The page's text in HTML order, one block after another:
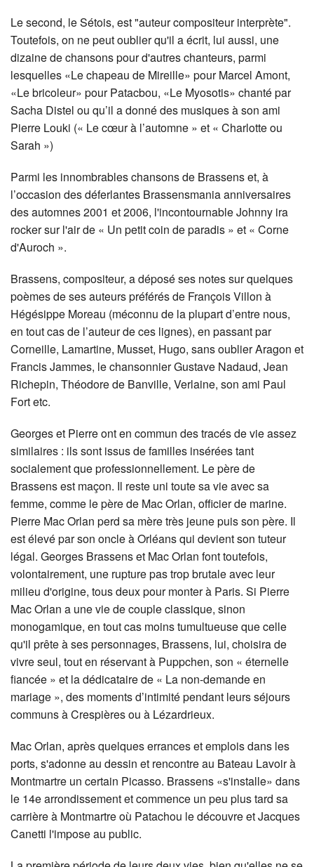
Le second, le Sétois, est "auteur compositeur interprète".
Toutefois, on ne peut oublier qu'il a écrit, lui aussi, une
dizaine de chansons pour d'autres chanteurs, parmi
lesquelles «Le chapeau de Mireille» pour Marcel Amont,
«Le bricoleur» pour Patacbou, «Le Myosotis» chanté par
Sacha Distel ou qu’il a donné des musiques à son ami
Pierre Louki (« Le cœur à l’automne » et « Charlotte ou
Sarah »)
Parmi les innombrables chansons de Brassens et, à
l’occasion des déferlantes Brassensmania anniversaires
des automnes 2001 et 2006, l'incontournable Johnny ira
rocker sur l'air de « Un petit coin de paradis » et « Corne
d'Auroch ».
Brassens, compositeur, a déposé ses notes sur quelques
poèmes de ses auteurs préférés de François Villon à
Hégésippe Moreau (méconnu de la plupart d’entre nous,
en tout cas de l’auteur de ces lignes), en passant par
Corneille, Lamartine, Musset, Hugo, sans oublier Aragon et
Francis Jammes, le chansonnier Gustave Nadaud, Jean
Richepin, Théodore de Banville, Verlaine, son ami Paul
Fort etc.
Georges et Pierre ont en commun des tracés de vie assez
similaires : ils sont issus de familles insérées tant
socialement que professionnellement. Le père de
Brassens est maçon. Il reste uni toute sa vie avec sa
femme, comme le père de Mac Orlan, officier de marine.
Pierre Mac Orlan perd sa mère très jeune puis son père. Il
est élevé par son oncle à Orléans qui devient son tuteur
légal. Georges Brassens et Mac Orlan font toutefois,
volontairement, une rupture pas trop brutale avec leur
milieu d'origine, tous deux pour monter à Paris. Si Pierre
Mac Orlan a une vie de couple classique, sinon
monogamique, en tout cas moins tumultueuse que celle
qu'il prête à ses personnages, Brassens, lui, choisira de
vivre seul, tout en réservant à Puppchen, son « éternelle
fiancée » et la dédicataire de « La non-demande en
mariage », des moments d’intimité pendant leurs séjours
communs à Crespières ou à Lézardrieux.
Mac Orlan, après quelques errances et emplois dans les
ports, s'adonne au dessin et rencontre au Bateau Lavoir à
Montmartre un certain Picasso. Brassens «s'installe» dans
le 14e arrondissement et commence un peu plus tard sa
carrière à Montmartre où Patachou le découvre et Jacques
Canetti l'impose au public.